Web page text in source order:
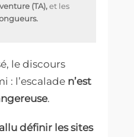
(TA),et les
le discours
: l’escalade n’est
.
définir lessites